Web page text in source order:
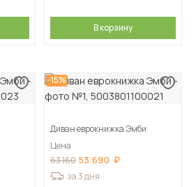
В корзину
-15%
Диван еврокнижка Эмби
Цена
63 160 53 690
за 3 дня